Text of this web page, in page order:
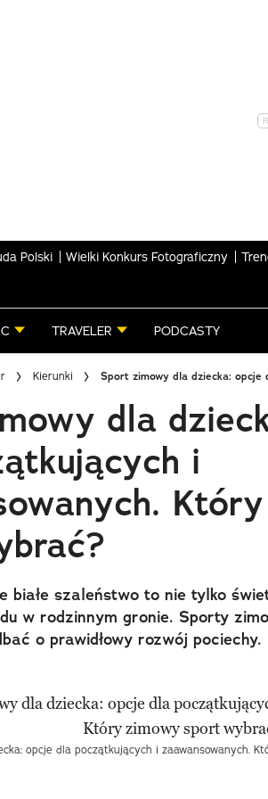
Polski Wielki Konkurs Fotograficzny
TRAVELER PODCASTY
Kierunki Sport zimowy dla dziecka: opcje
dla
i
białe szaleństwo to nie tylko
w rodzinnym gronie. Sporty
o prawidłowy rozwój
opcje dla początkujących i zaawansowanych.